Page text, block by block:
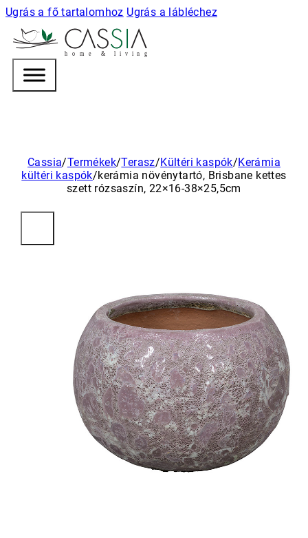
Ugrás a fő tartalomhoz Ugrás a lábléchez
h o m e & l i v i n g
Cassia/Termékek/Terasz/Kültéri kaspók/Kerámia
kültéri kaspók/kerámia növénytartó, Brisbane kettes
szett rózsaszín, 22×16-38×25,5cm